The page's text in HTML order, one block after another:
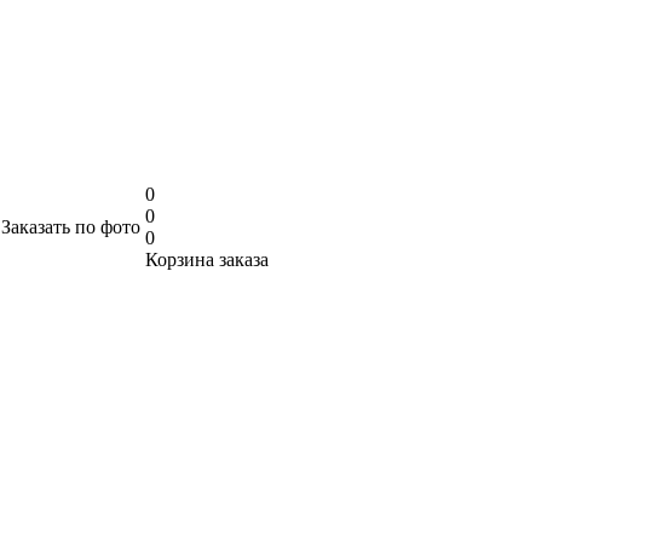
Заказать по фото
0
0
0
Корзина заказа